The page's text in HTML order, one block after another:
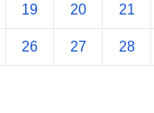
19 20 21
26 27 28